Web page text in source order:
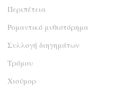
Περιπέτεια
Ρομαντικό μυθιστόρημα
Συλλογή διηγημάτων
Τρόμου
Χιούμορ